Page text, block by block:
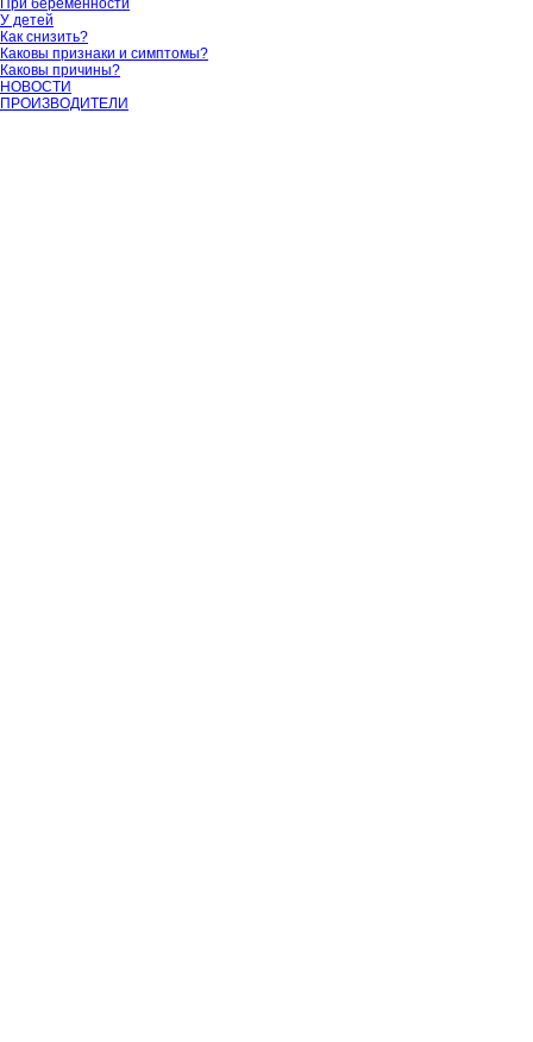
При беременности
У детей
Как снизить?
Каковы признаки и симптомы?
Каковы причины?
НОВОСТИ
ПРОИЗВОДИТЕЛИ